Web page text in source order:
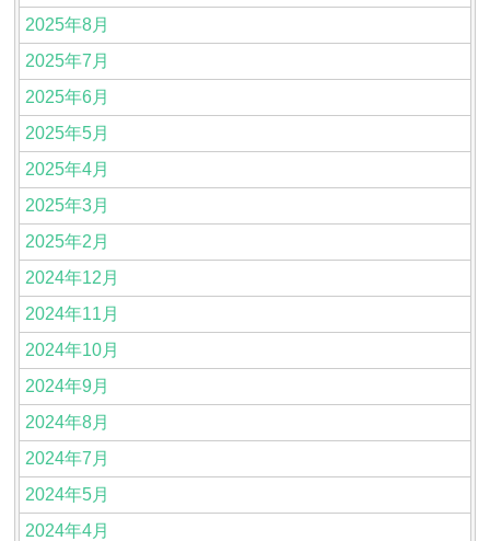
2025年8月
2025年7月
2025年6月
2025年5月
2025年4月
2025年3月
2025年2月
2024年12月
2024年11月
2024年10月
2024年9月
2024年8月
2024年7月
2024年5月
2024年4月